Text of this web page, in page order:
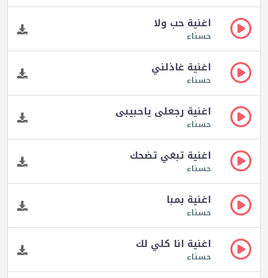
اغنية حب ولا
حسناء
اغنية غاذلني
حسناء
اغنية رجعلى ياحبيبى
حسناء
اغنية تبغي تضحك
حسناء
اغنية بمبا
حسناء
اغنية انا كلي لك
حسناء